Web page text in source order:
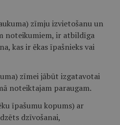
zīmju izvietošanu un
noteikumiem, ir atbildīga
kas ir ēkas īpašnieks vai
zīmei jābūt izgatavotai
noteiktajam paraugam.
īpašumu kopums) ar
dzīvošanai,